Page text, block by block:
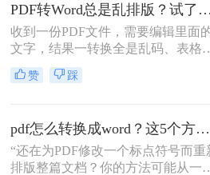
流转换途径。
PDF转Word总是乱排版？试了好几个办法，这几个真的能用！
收到一份PDF文件，需要编辑里面
文字，结果一转换全是乱码、表格
位、图片跑偏——这种糟心事估计不
少人都遇到过。其实pdf怎么转换成
的PDF是什么类型、要转几个文件、
对排版要求高不高。本文就按不同
景，把我自己实际用过、觉得靠谱的
赞 踩
pdf怎么转换成word？这5个方法亲测有效，职场人必备技能！
“还在为PDF修改一个标点符号而重
排版整篇文档？你的方法可能从一